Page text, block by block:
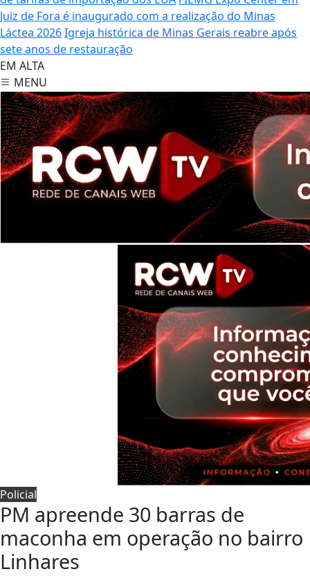
Juiz de Fora é inaugurado com a realização do Minas
Láctea 2026Igreja histórica de Minas Gerais reabre após
sete anos de restauração
EM ALTA
MENU
Policial
PM apreende 30 barras de
maconha em operação no bairro
Linhares